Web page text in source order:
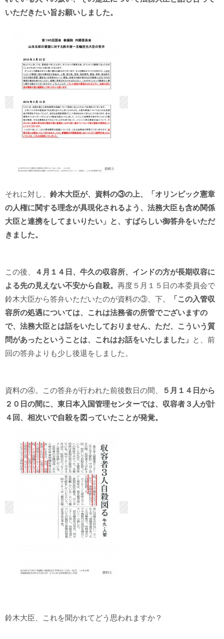
いただきたい旨お願いしました。
それに対し、 鈴木大臣が、資料の③の上、「オリンピック憲章
の人権に関する理念が具現化されるよう、法務大臣も含め関係
大臣と連携をしてまいりたい」と、すばらしい御答弁をいただ
きました。
この後、
４月１４日、牛久の収容所、インドの方が長期収容に
よる先の見えない不安から自殺。 再度５月１５日の本委員会で
鈴木大臣から答弁いただいたのが資料の③、下。
「この入管収
容所の処遇については、これは法務省の所管でございますの
で、法務大臣とは話をいたしておりません、ただ、こういう質
問があったということは、これはお話をいたしました」 と、前
回の答弁よりも少し後退をしました。
資料の④。この答弁が行われた前後数日の間、
５月１４日から
２０日の間に、東日本入国管理センターでは、収容者３人が計
４回、相次いで自殺を図っていたことが発覚。
鈴木大臣、これを聞かれてどう思われますか？